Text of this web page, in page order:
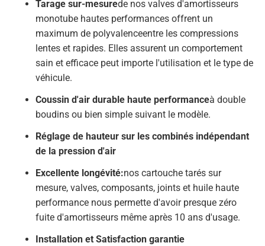
Tarage sur-mesurede nos valves d'amortisseurs
monotube hautes performances offrent un
maximum de polyvalenceentre les compressions
lentes et rapides. Elles assurent un comportement
sain et efficace peut importe l'utilisation et le type de
véhicule.
Coussin d'air durable haute performanceà double
boudins ou bien simple suivant le modèle.
Réglage de hauteur sur les combinés indépendant
de la pression d'air
Excellente longévité:nos cartouche tarés sur
mesure, valves, composants, joints et huile haute
performance nous permette d'avoir presque zéro
fuite d'amortisseurs même après 10 ans d'usage.
Installation et Satisfaction garantie